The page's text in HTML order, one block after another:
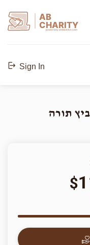
AB
CHARITY
powerd by ahblicklive.com
Sign In
תורה
$